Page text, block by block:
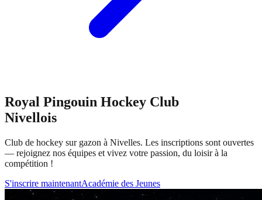
Royal Pingouin Hockey Club
Nivellois
Club de hockey sur gazon à Nivelles. Les inscriptions sont ouvertes
— rejoignez nos équipes et vivez votre passion, du loisir à la
compétition !
S'inscrire maintenantAcadémie des Jeunes